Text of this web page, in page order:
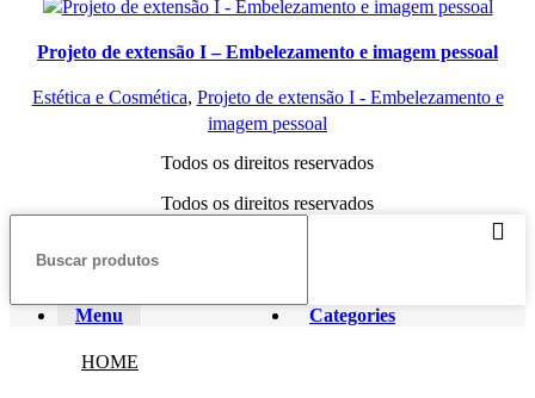
Projeto de extensão I – Embelezamento e imagem pessoal
Estética e Cosmética, Projeto de extensão I - Embelezamento e
imagem pessoal
Todos os direitos reservados
Todos os direitos reservados
Menu Categories
HOME